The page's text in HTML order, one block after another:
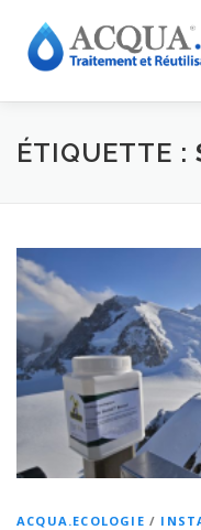
RESSOURCES
ÉTIQUETTE :
ACQUA.ECOLOGIE /